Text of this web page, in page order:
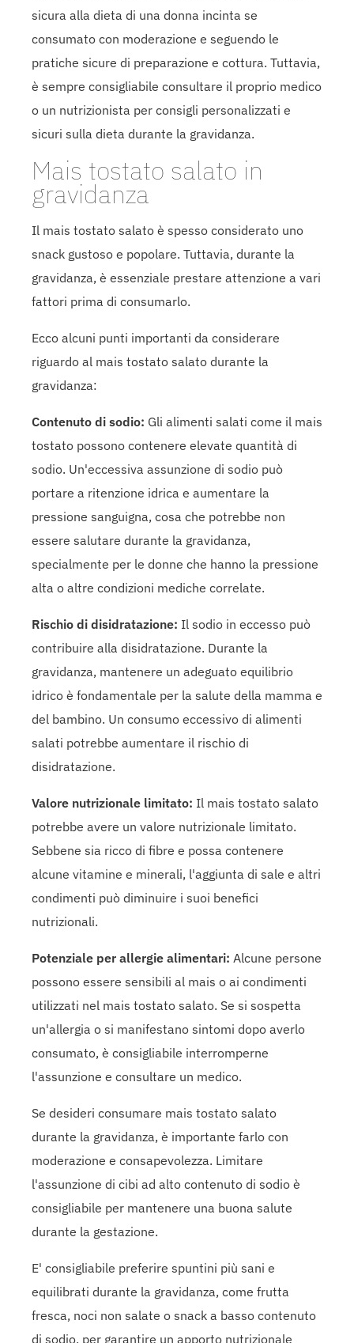
sicura alla dieta di una donna incinta se
consumato con moderazione e seguendo le
pratiche sicure di preparazione e cottura. Tuttavia,
è sempre consigliabile consultare il proprio medico
o un nutrizionista per consigli personalizzati e
sicuri sulla dieta durante la gravidanza.
Mais tostato salato in
gravidanza
Il mais tostato salato è spesso considerato uno
snack gustoso e popolare. Tuttavia, durante la
gravidanza, è essenziale prestare attenzione a vari
fattori prima di consumarlo.
Ecco alcuni punti importanti da considerare
riguardo al mais tostato salato durante la
gravidanza:
Contenuto di sodio: Gli alimenti salati come il mais
tostato possono contenere elevate quantità di
sodio. Un'eccessiva assunzione di sodio può
portare a ritenzione idrica e aumentare la
pressione sanguigna, cosa che potrebbe non
essere salutare durante la gravidanza,
specialmente per le donne che hanno la pressione
alta o altre condizioni mediche correlate.
Rischio di disidratazione: Il sodio in eccesso può
contribuire alla disidratazione. Durante la
gravidanza, mantenere un adeguato equilibrio
idrico è fondamentale per la salute della mamma e
del bambino. Un consumo eccessivo di alimenti
salati potrebbe aumentare il rischio di
disidratazione.
Valore nutrizionale limitato: Il mais tostato salato
potrebbe avere un valore nutrizionale limitato.
Sebbene sia ricco di fibre e possa contenere
alcune vitamine e minerali, l'aggiunta di sale e altri
condimenti può diminuire i suoi benefici
nutrizionali.
Potenziale per allergie alimentari: Alcune persone
possono essere sensibili al mais o ai condimenti
utilizzati nel mais tostato salato. Se si sospetta
un'allergia o si manifestano sintomi dopo averlo
consumato, è consigliabile interromperne
l'assunzione e consultare un medico.
Se desideri consumare mais tostato salato
durante la gravidanza, è importante farlo con
moderazione e consapevolezza. Limitare
l'assunzione di cibi ad alto contenuto di sodio è
consigliabile per mantenere una buona salute
durante la gestazione.
E' consigliabile preferire spuntini più sani e
equilibrati durante la gravidanza, come frutta
fresca, noci non salate o snack a basso contenuto
di sodio, per garantire un apporto nutrizionale